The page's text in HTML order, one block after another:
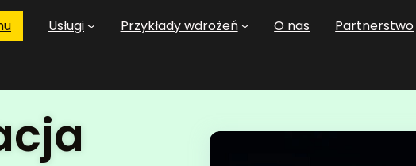
Usługi Przykłady wdrożeń O nas Partnerstwo